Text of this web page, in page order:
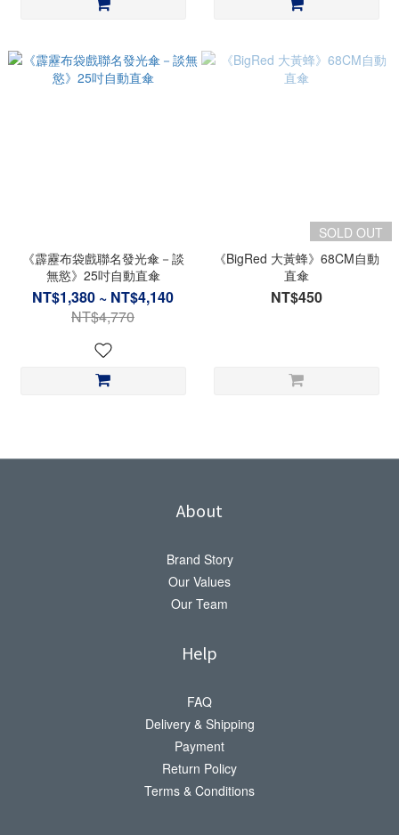
《霹靂布袋戲聯名發光傘－談
無慾》25吋自動直傘
NT$1,380 ~ NT$4,140
NT$4,770
SOLD OUT
《BigRed 大黃蜂》68CM自動
直傘
NT$450
About
Brand Story
Our Values
Our Team
Help
FAQ
Delivery & Shipping
Payment
Return Policy
Terms & Conditions